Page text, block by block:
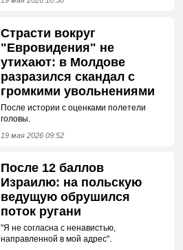
Страсти вокруг
"Евровидения" не
утихают: в Молдове
разразился скандал с
громкими увольнениями
После истории с оценками полетели
головы.
19 мая 2026 09:52
После 12 баллов
Израилю: на польскую
ведущую обрушился
поток ругани
"Я не согласна с ненавистью,
направленной в мой адрес".